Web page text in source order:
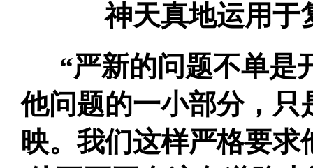
神天真地运用于
“严新的问题不单是
他问题的一小部分，只
映。我们这样严格要